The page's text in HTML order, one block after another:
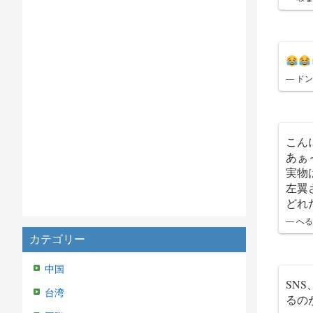
カテゴリー
中国
台湾
— ドン
こ
あぁ
実物
左翼
どれ
— へる
SNS
るの